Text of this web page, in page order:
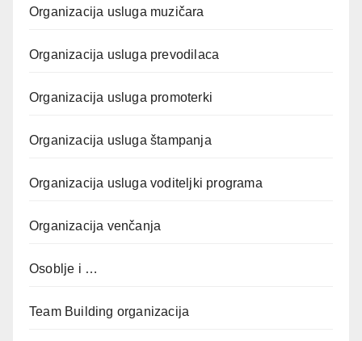
Organizacija usluga muzičara
Organizacija usluga prevodilaca
Organizacija usluga promoterki
Organizacija usluga štampanja
Organizacija usluga voditeljki programa
Organizacija venčanja
Osoblje i …
Team Building organizacija